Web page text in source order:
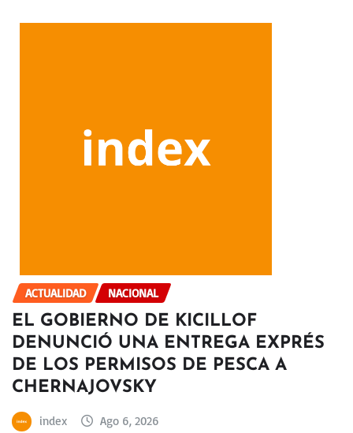
ACTUALIDAD NACIONAL
EL GOBIERNO DE KICILLOF
DENUNCIÓ UNA ENTREGA EXPRÉS
DE LOS PERMISOS DE PESCA A
CHERNAJOVSKY
index Ago 6, 2026